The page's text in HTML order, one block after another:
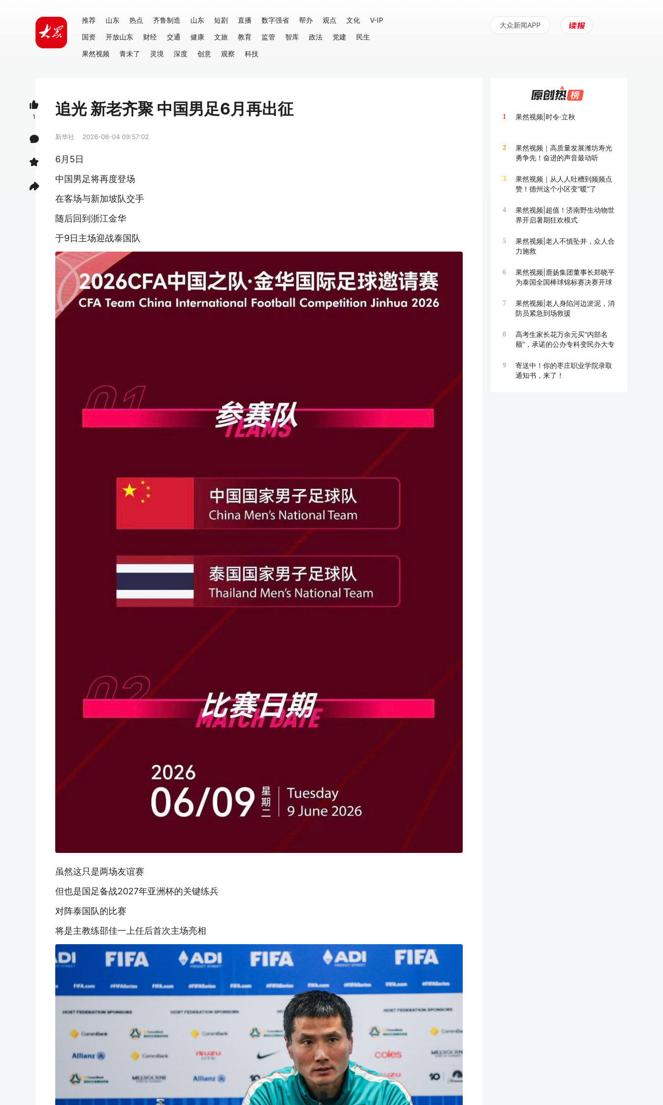
推荐 山东 热点 齐鲁制造 山东 短剧 直播 数字强省 帮办 观点 文化
V-IP
国资
开放山东 财经 交通 健康 文旅 教育 监管 智库 政法 党建
民生
果然视频
青未了 灵境 深度 创意 观察 科技
大众新闻APP
追光 新老齐聚 中国男足6月再出征
新华社 2026-06-04 09:57:02
6月5日
中国男足将再度登场
在客场与新加坡队交手
随后回到浙江金华
于9日主场迎战泰国队
虽然这只是两场友谊赛
但也是国足备战2027年亚洲杯的关键练兵
对阵泰国队的比赛
将是主教练邵佳一上任后首次主场亮相
1 1 果然视频|时令·立秋
2
果然视频｜高质量发展潍坊寿光
勇争先！奋进的声音最动听
3
果然视频｜从人人吐槽到频频点
赞！德州这个小区变“暖”了
4
果然视频|超值！济南野生动物世
界开启暑期狂欢模式
5
果然视频|老人不慎坠井，众人合
力施救
6
果然视频|鹿扬集团董事长郑晓平
为泰国全国棒球锦标赛决赛开球
7
果然视频|老人身陷河边淤泥，消
防员紧急到场救援
8
高考生家长花万余元买“内部名
额”，承诺的公办专科变民办大专
9
寄送中！你的枣庄职业学院录取
通知书，来了！